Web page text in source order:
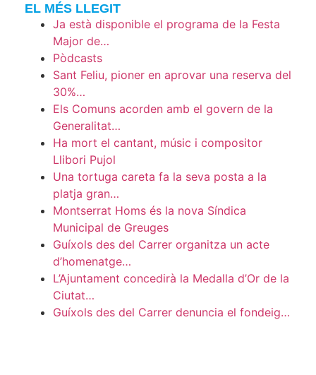
EL MÉS LLEGIT
Ja està disponible el programa de la Festa
Major de…
Pòdcasts
Sant Feliu, pioner en aprovar una reserva del
30%…
Els Comuns acorden amb el govern de la
Generalitat…
Ha mort el cantant, músic i compositor
Llibori Pujol
Una tortuga careta fa la seva posta a la
platja gran…
Montserrat Homs és la nova Síndica
Municipal de Greuges
Guíxols des del Carrer organitza un acte
d’homenatge…
L’Ajuntament concedirà la Medalla d’Or de la
Ciutat…
Guíxols des del Carrer denuncia el fondeig…